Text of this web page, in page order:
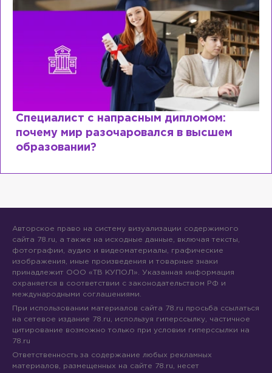
Специалист с напрасным дипломом:
почему мир разочаровался в высшем
образовании?
Авторское право на систему визуализации содержимого
сайта 78.ru, а также на исходные данные, включая тексты,
фотографии, аудио и видеоматериалы, графические
изображения, иные произведения и товарные знаки
принадлежит ООО «ТВ КУПОЛ». Указанная информация
охраняется в соответствии с законодательством РФ и
международными соглашениями.
При использовании материалов сайта 78.ru просьба ссылаться
на сетевое издание 78.ru, используя гиперссылку, частичное
цитирование возможно только при условии гиперссылки на
78.ru
Ответственность за содержание любых рекламных
материалов, размещенных на сайте 78.ru, несет